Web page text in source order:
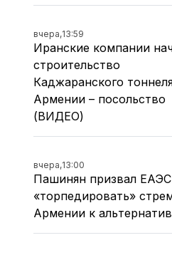
вчера,13:59
Иранские компании
строительство
Каджаранского
Армении – посольство
(ВИДЕО)
вчера,13:00
Пашинян призвал
«торпедировать»
Армении к